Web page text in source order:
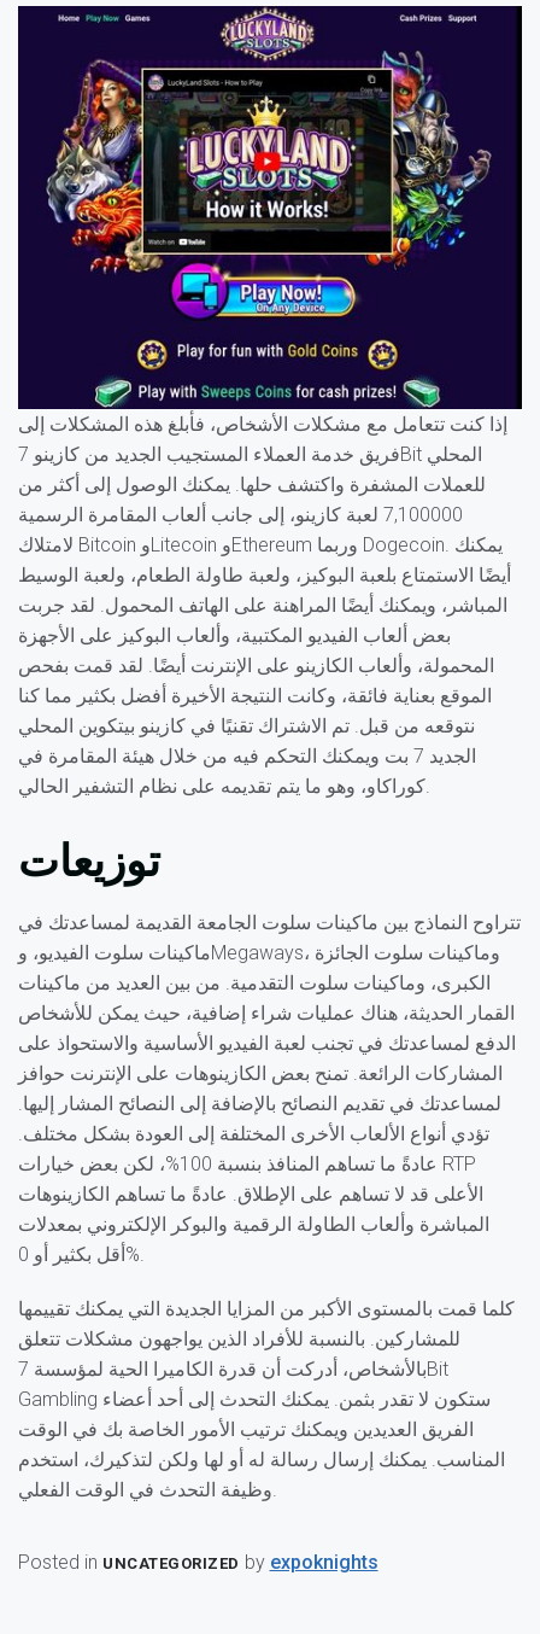
إذا كنت تتعامل مع مشكلات الأشخاص، فأبلغ هذه المشكلات إلى
فريق خدمة العملاء المستجيب الجديد من كازينو 7Bit المحلي
للعملات المشفرة واكتشف حلها. يمكنك الوصول إلى أكثر من
7,100000 لعبة كازينو، إلى جانب ألعاب المقامرة الرسمية
لامتلاك Bitcoin وLitecoin وEthereum وربما Dogecoin. يمكنك
أيضًا الاستمتاع بلعبة البوكيز، ولعبة طاولة الطعام، ولعبة الوسيط
المباشر، ويمكنك أيضًا المراهنة على الهاتف المحمول. لقد جربت
بعض ألعاب الفيديو المكتبية، وألعاب البوكيز على الأجهزة
المحمولة، وألعاب الكازينو على الإنترنت أيضًا. لقد قمت بفحص
الموقع بعناية فائقة، وكانت النتيجة الأخيرة أفضل بكثير مما كنا
نتوقعه من قبل. تم الاشتراك تقنيًا في كازينو بيتكوين المحلي
الجديد 7 بت ويمكنك التحكم فيه من خلال هيئة المقامرة في
كوراكاو، وهو ما يتم تقديمه على نظام التشفير الحالي.
توزيعات
تتراوح النماذج بين ماكينات سلوت الجامعة القديمة لمساعدتك في
ماكينات سلوت الفيديو، وMegaways، وماكينات سلوت الجائزة
الكبرى، وماكينات سلوت التقدمية. من بين العديد من ماكينات
القمار الحديثة، هناك عمليات شراء إضافية، حيث يمكن للأشخاص
الدفع لمساعدتك في تجنب لعبة الفيديو الأساسية والاستحواذ على
المشاركات الرائعة. تمنح بعض الكازينوهات على الإنترنت حوافز
لمساعدتك في تقديم النصائح بالإضافة إلى النصائح المشار إليها.
تؤدي أنواع الألعاب الأخرى المختلفة إلى العودة بشكل مختلف.
عادةً ما تساهم المنافذ بنسبة 100%، لكن بعض خيارات RTP
الأعلى قد لا تساهم على الإطلاق. عادةً ما تساهم الكازينوهات
المباشرة وألعاب الطاولة الرقمية والبوكر الإلكتروني بمعدلات
أقل بكثير أو 0%.
كلما قمت بالمستوى الأكبر من المزايا الجديدة التي يمكنك تقييمها
للمشاركين. بالنسبة للأفراد الذين يواجهون مشكلات تتعلق
بالأشخاص، أدركت أن قدرة الكاميرا الحية لمؤسسة 7Bit
Gambling ستكون لا تقدر بثمن. يمكنك التحدث إلى أحد أعضاء
الفريق العديدين ويمكنك ترتيب الأمور الخاصة بك في الوقت
المناسب. يمكنك إرسال رسالة له أو لها ولكن لتذكيرك، استخدم
وظيفة التحدث في الوقت الفعلي.
Posted in UNCATEGORIZED by expoknights